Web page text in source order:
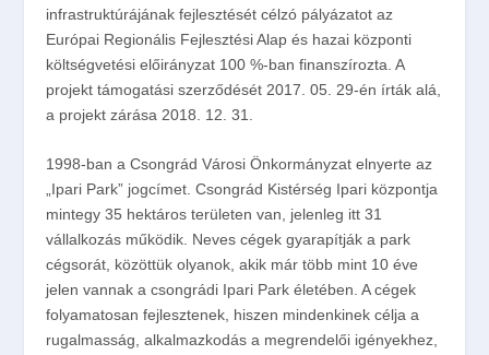
infrastruktúrájának fejlesztését célzó pályázatot az
Európai Regionális Fejlesztési Alap és hazai központi
költségvetési előirányzat 100 %-ban finanszírozta. A
projekt támogatási szerződését 2017. 05. 29-én írták alá,
a projekt zárása 2018. 12. 31.
1998-ban a Csongrád Városi Önkormányzat elnyerte az
„Ipari Park” jogcímet. Csongrád Kistérség Ipari központja
mintegy 35 hektáros területen van, jelenleg itt 31
vállalkozás működik. Neves cégek gyarapítják a park
cégsorát, közöttük olyanok, akik már több mint 10 éve
jelen vannak a csongrádi Ipari Park életében. A cégek
folyamatosan fejlesztenek, hiszen mindenkinek célja a
rugalmasság, alkalmazkodás a megrendelői igényekhez,